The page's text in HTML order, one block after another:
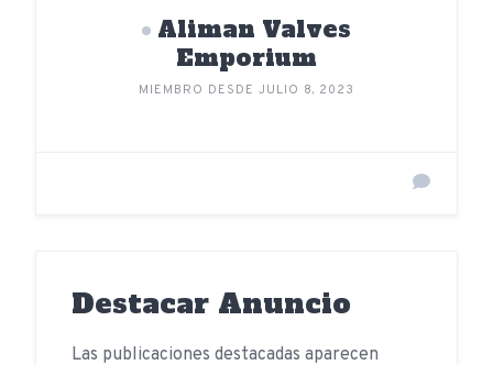
Aliman Valves
Emporium
MIEMBRO DESDE JULIO 8, 2023
Destacar Anuncio
Las publicaciones destacadas aparecen